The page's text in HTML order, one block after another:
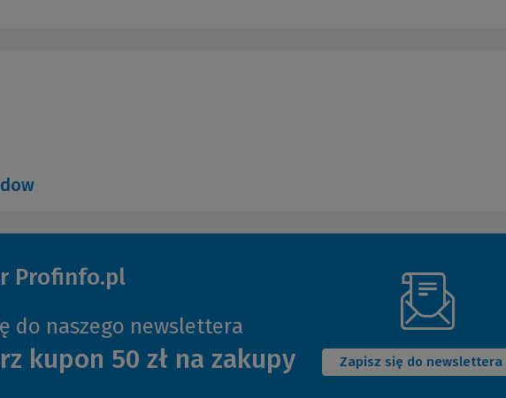
Profinfo.pl
do naszego newslettera
kupon 50 zł na zakupy Zapisz się do newslettera
okno)